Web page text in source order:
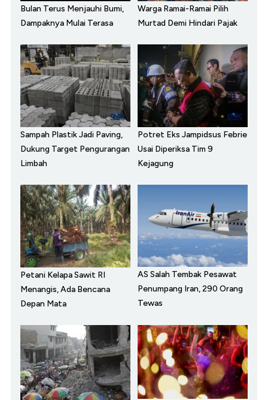
Bulan Terus Menjauhi Bumi,
Dampaknya Mulai Terasa
Warga Ramai-Ramai Pilih
Murtad Demi Hindari Pajak
Sampah Plastik Jadi Paving,
Dukung Target Pengurangan
Limbah
Potret Eks Jampidsus Febrie
Usai Diperiksa Tim 9
Kejagung
Petani Kelapa Sawit RI
Menangis, Ada Bencana
Depan Mata
AS Salah Tembak Pesawat
Penumpang Iran, 290 Orang
Tewas